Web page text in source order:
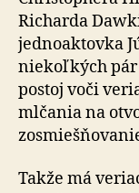
Richarda
jednoaktovka
niekoľkých pár
postoj voči
mlčania na
Takže má